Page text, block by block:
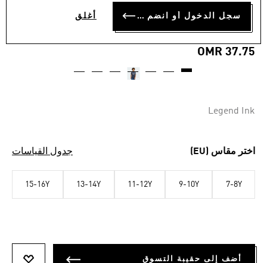
سجل الدخول أو انضم الآن أغلق
قميص للأطفال REAL MADRID
25/26 AWAY
OMR 37.75
Legend Ink
اختر مقاس (EU) جدول القياسات
7-8Y
9-10Y
11-12Y
13-14Y
15-16Y
أضف إلى حقيبة التسوق